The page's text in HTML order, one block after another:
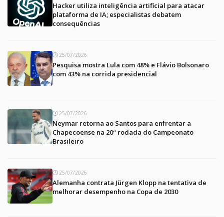
Hacker utiliza inteligência artificial para atacar
plataforma de IA; especialistas debatem
consequências
25/07/2026
Pesquisa mostra Lula com 48% e Flávio Bolsonaro
com 43% na corrida presidencial
25/07/2026
Neymar retorna ao Santos para enfrentar a
Chapecoense na 20ª rodada do Campeonato
Brasileiro
25/07/2026
Alemanha contrata Jürgen Klopp na tentativa de
melhorar desempenho na Copa de 2030